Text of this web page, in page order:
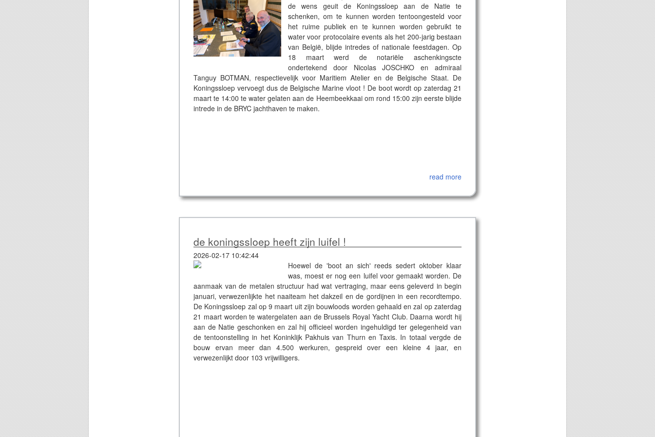
de wens geuit de Koningssloep aan de Natie te
schenken, om te kunnen worden tentoongesteld voor
het ruime publiek en te kunnen worden gebruikt te
water voor protocolaire events als het 200-jarig bestaan
van België, blijde intredes of nationale feestdagen. Op
18 maart werd de notariële aschenkingscte
ondertekend door Nicolas JOSCHKO en admiraal
Tanguy BOTMAN, respectievelijk voor Maritiem Atelier en de Belgische Staat. De
Koningssloep vervoegt dus de Belgische Marine vloot ! De boot wordt op zaterdag 21
maart te 14:00 te water gelaten aan de Heembeekkaai om rond 15:00 zijn eerste blijde
intrede in de BRYC jachthaven te maken.
read more
de koningssloep heeft zijn luifel !
2026-02-17 10:42:44
Hoewel de 'boot an sich' reeds sedert oktober klaar
was, moest er nog een luifel voor gemaakt worden. De
aanmaak van de metalen structuur had wat vertraging, maar eens geleverd in begin
januari, verwezenlijkte het naaiteam het dakzeil en de gordijnen in een recordtempo.
De Koningssloep zal op 9 maart uit zijn bouwloods worden gehaald en zal op zaterdag
21 maart worden te watergelaten aan de Brussels Royal Yacht Club. Daarna wordt hij
aan de Natie geschonken en zal hij officieel worden ingehuldigd ter gelegenheid van
de tentoonstelling in het Koninklijk Pakhuis van Thurn en Taxis. In totaal vergde de
bouw ervan meer dan 4.500 werkuren, gespreid over een kleine 4 jaar, en
verwezenlijkt door 103 vrijwilligers.